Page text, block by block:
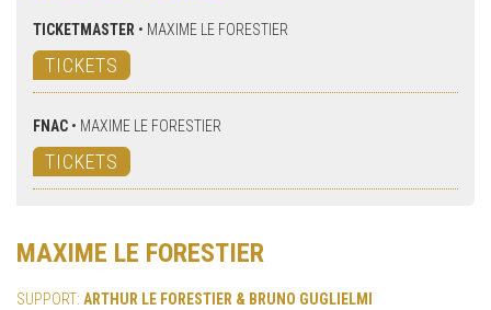
TICKETMASTER • MAXIME LE FORESTIER
TICKETS
FNAC • MAXIME LE FORESTIER
TICKETS
MAXIME LE FORESTIER
SUPPORT: ARTHUR LE FORESTIER & BRUNO GUGLIELMI